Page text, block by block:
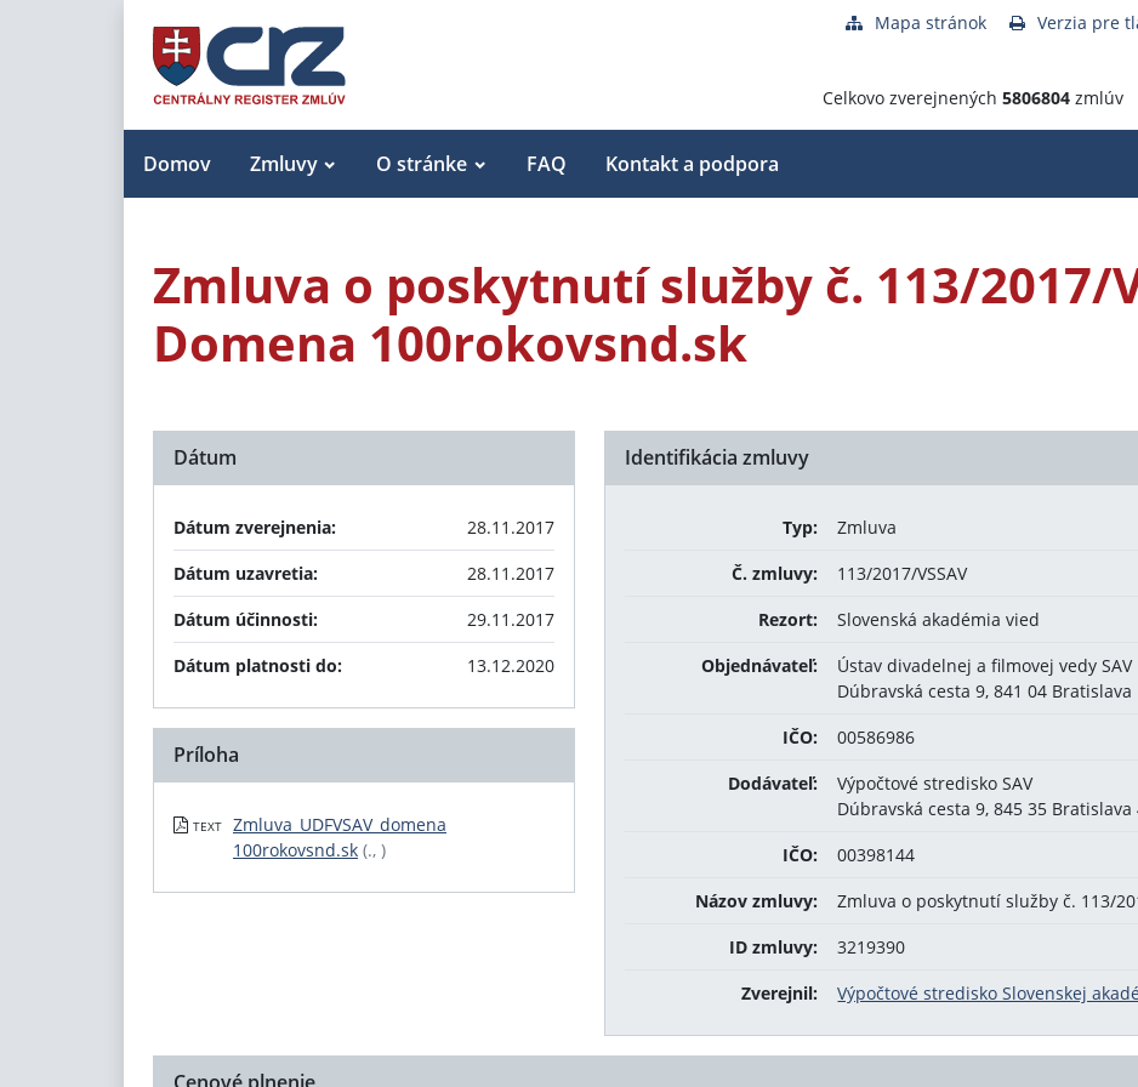
Mapa stránok Verzia pre
Celkovo zverejnených 5806804 zmlúv
Domov Zmluvy O stránke FAQ Kontakt a podpora
Zmluva o poskytnutí služby č. 113/2017/
Domena 100rokovsnd.sk
Identifikácia zmluvy
Typ:
Zmluva
Č. zmluvy:
113/2017/VSSAV
Rezort:
Slovenská akadémia vied
Objednávateľ:
Ústav divadelnej a filmovej vedy SAV
Dúbravská cesta 9, 841 04 Bratislava
IČO:
00586986
Dodávateľ:
Výpočtové stredisko SAV
Dúbravská cesta 9, 845 35 Bratislava
IČO:
00398144
Názov zmluvy:
Zmluva o poskytnutí služby č. 113/
ID zmluvy:
3219390
Zverejnil:
Výpočtové stredisko Slovenskej
Dátum
Dátum zverejnenia:
28.11.2017
Dátum uzavretia:
28.11.2017
Dátum účinnosti:
29.11.2017
Dátum platnosti do:
13.12.2020
Príloha
TEXT
Zmluva_UDFVSAV_domena
100rokovsnd.sk (., )